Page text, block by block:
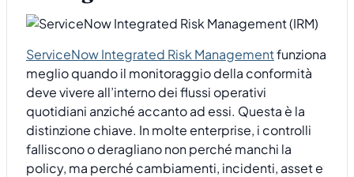
ServiceNow Integrated Risk Managementfunziona
meglio quando il monitoraggio della conformità
deve vivere all’interno dei flussi operativi
quotidiani anziché accanto ad essi. Questa è la
distinzione chiave. In molte enterprise, i controlli
falliscono o deragliano non perché manchi la
policy, ma perché cambiamenti, incidenti, asset e